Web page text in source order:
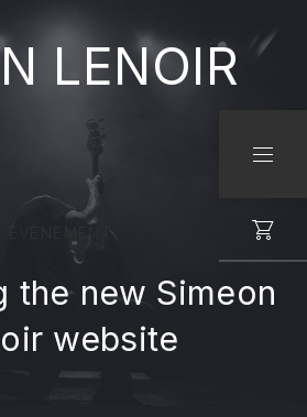
LENOIR
EVÈNEMENT
the new Simeon
website